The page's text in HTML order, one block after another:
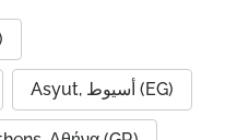
Asyut, أسيوط (EG)